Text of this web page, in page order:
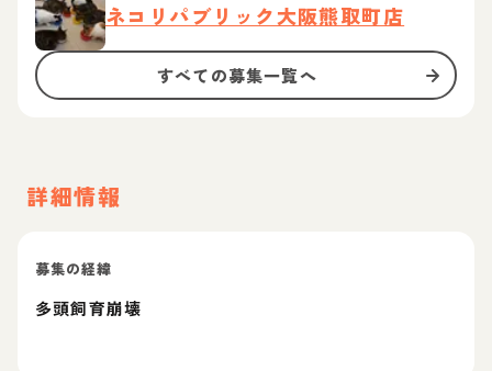
ネコリパブリック大阪熊取町店
すべての募集一覧へ
詳細情報
募集の経緯
多頭飼育崩壊